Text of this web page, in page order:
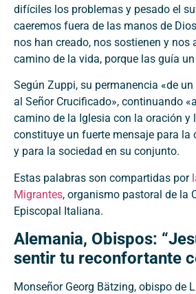
difíciles los problemas y pesado el
caeremos fuera de las manos de
nos han creado, nos sostienen y nos
camino de la vida, porque las guía
Según Zuppi, su permanencia «de
al Señor Crucificado», continuando
camino de la Iglesia con la oración y
constituye un fuerte mensaje para la
y para la sociedad en su conjunto.
Estas palabras son compartidas por
Migrantes, organismo pastoral de la
Episcopal Italiana.
Alemania, Obispos:
sentir tu reconfortante
Monseñor Georg Bätzing, obispo de